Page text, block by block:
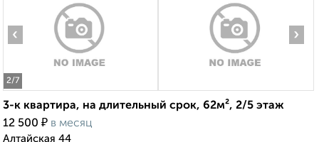
2/7
‹ ›
3-к квартира, на длительный срок, 62м², 2/5 этаж
12 500 ₽ в месяц
Алтайская 44